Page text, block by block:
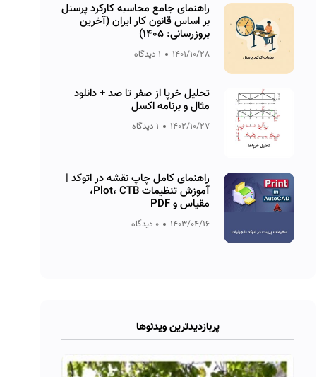
راهنمای جامع محاسبه کارکرد پرسنل
بر اساس قانون کار ایران (آخرین
بروزرسانی: ۱۴۰۵)
1401/10/28 1 دیدگاه
تحلیل خرپا از صفر تا صد + دانلود
مثال و برنامه اکسل
1402/10/27 1 دیدگاه
راهنمای کامل چاپ نقشه در اتوکد |
آموزش تنظیمات Plot، CTB،
مقیاس و PDF
1403/04/16 0 دیدگاه
پربازدیدترین ویدئوها